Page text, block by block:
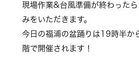
現場作業&台風準備が終わった
みをいただきます。
今日の福浦の盆踊りは19時半か
階で開催されます！